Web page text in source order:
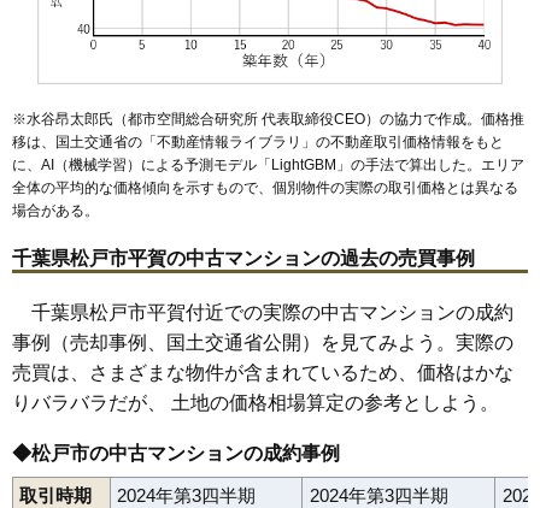
※水谷昂太郎氏（都市空間総合研究所 代表取締役CEO）の協力で作成。価格推
移は、国土交通省の「 不動産情報ライブラリ 」の不動産取引価格情報をもと
に、AI（機械学習）による予測モデル「LightGBM」の手法で算出した。エリア
全体の平均的な価格傾向を示すもので、個別物件の実際の取引価格とは異なる
場合がある。
千葉県松戸市平賀の中古マンションの過去の売買事例
千葉県松戸市平賀付近での実際の中古マンションの成約
事例（売却事例、国土交通省公開）を見てみよう。実際の
売買は、さまざまな物件が含まれているため、価格はかな
りバラバラだが、 土地の価格相場算定の参考としよう。
◆松戸市の中古マンションの成約事例
取引時期 2024年第3四半期 2024年第3四半期